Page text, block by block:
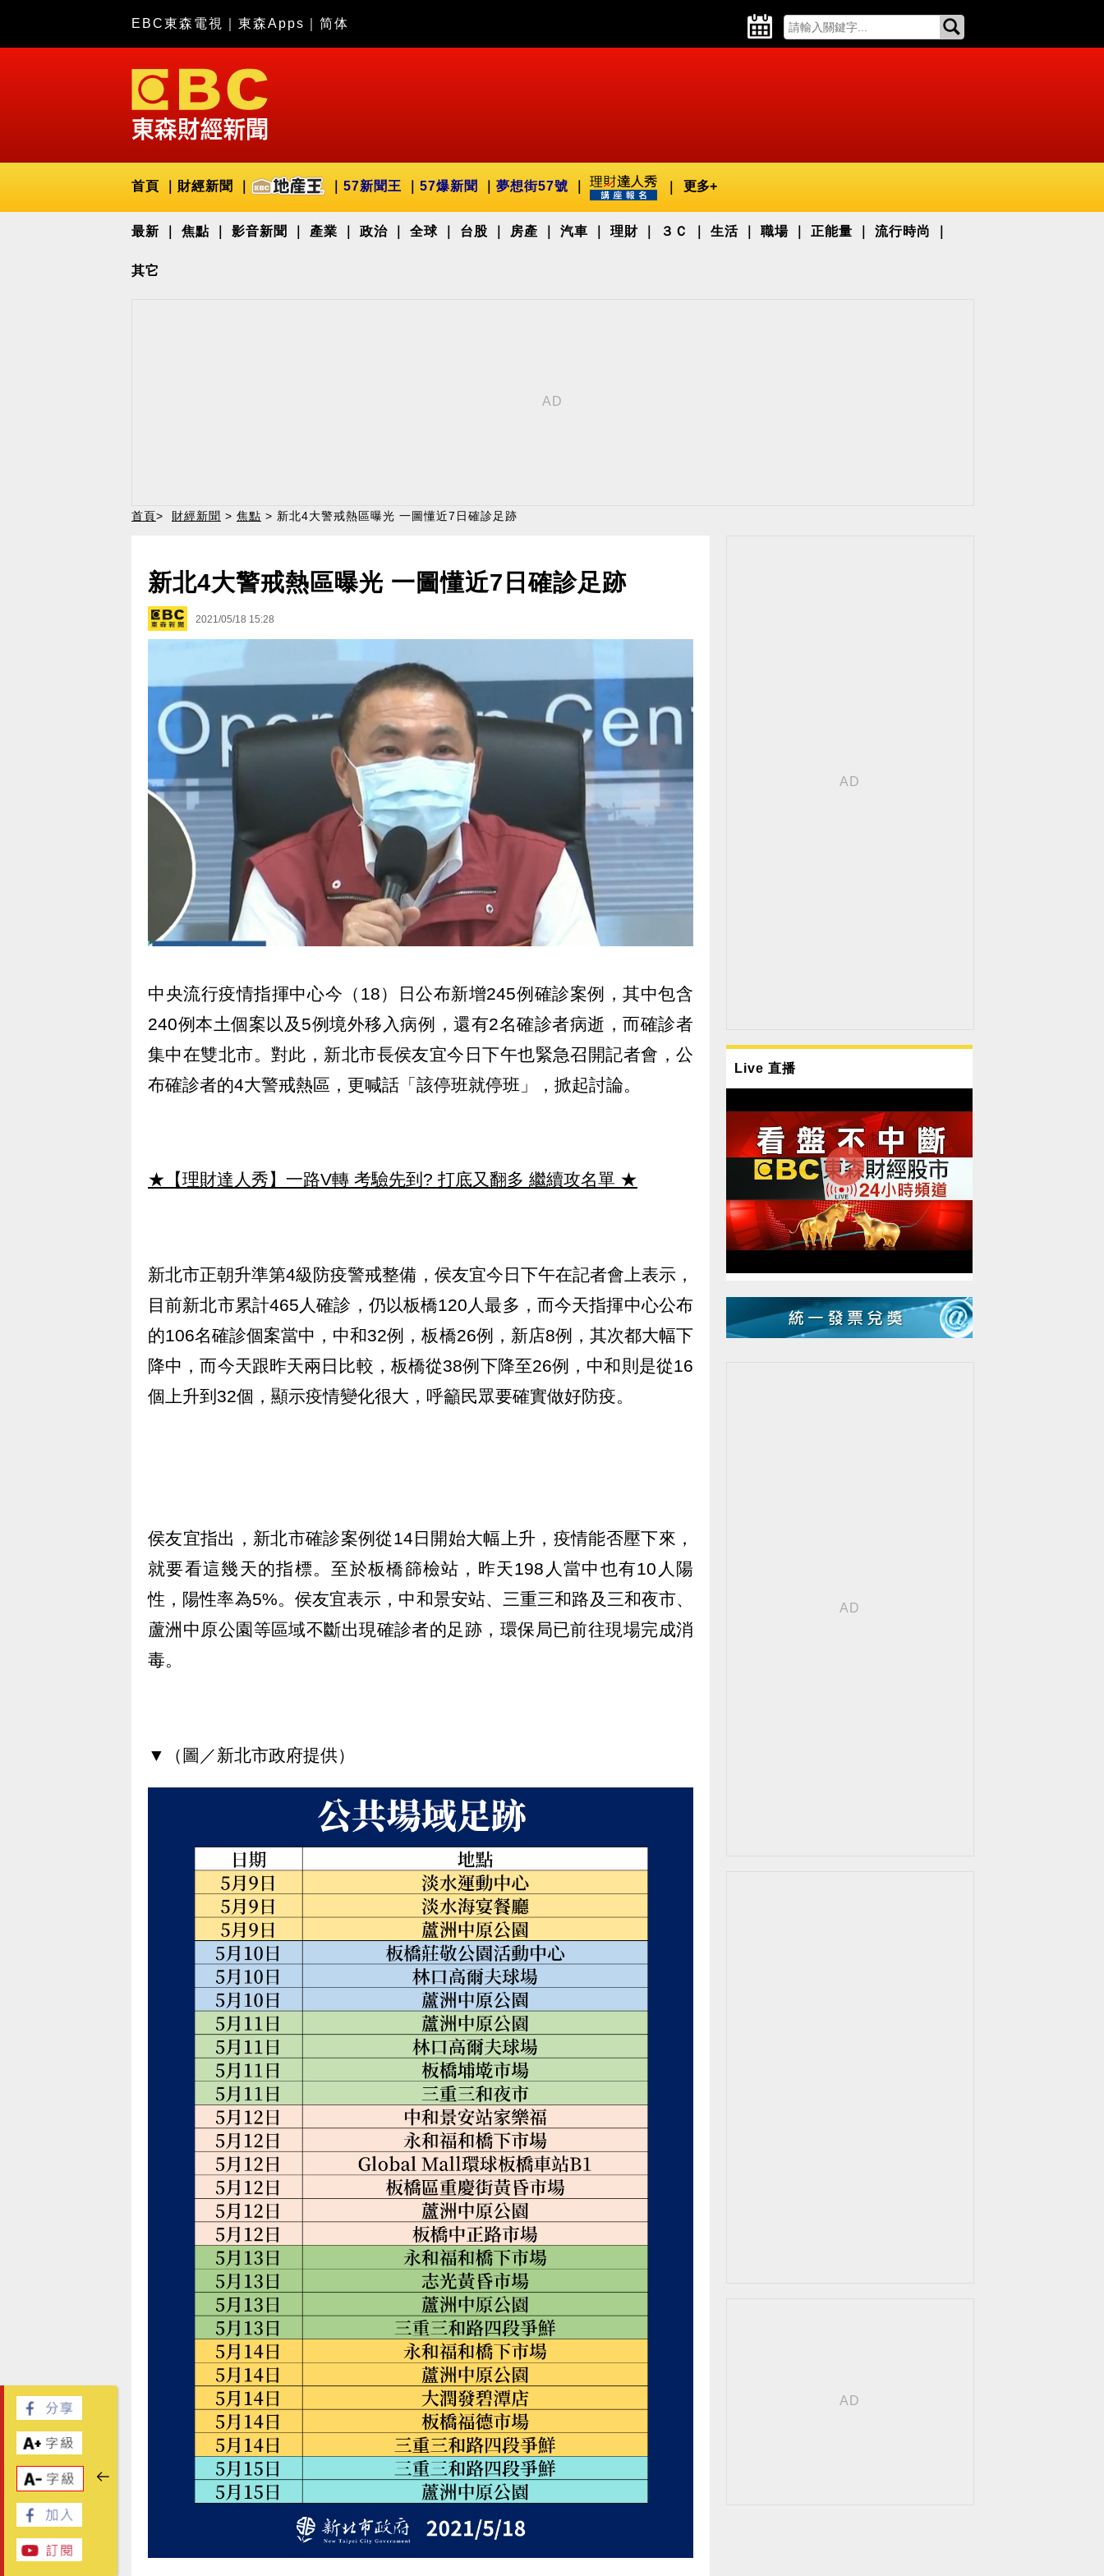
EBC東森電視 東森Apps 简体
首頁 財經新聞 57新聞王 57爆新聞 夢想街57號 更多+
最新 焦點 影音新聞 產業 政治 全球 台股 房產 汽車 理財 ３Ｃ 生活 職場 正能量 流行時尚
其它
首頁> 財經新聞 > 焦點 > 新北4大警戒熱區曝光 一圖懂近7日確診足跡
新北4大警戒熱區曝光 一圖懂近7日確診足跡
2021/05/18 15:28
中央流行疫情指揮中心今（18）日公布新增245例確診案例，其中包含
240例本土個案以及5例境外移入病例，還有2名確診者病逝，而確診者
集中在雙北市。對此，新北市長侯友宜今日下午也緊急召開記者會，公
布確診者的4大警戒熱區，更喊話「該停班就停班」，掀起討論。
★【理財達人秀】一路V轉 考驗先到? 打底又翻多 繼續攻名單 ★
新北市正朝升準第4級防疫警戒整備，侯友宜今日下午在記者會上表示，
目前新北市累計465人確診，仍以板橋120人最多，而今天指揮中心公布
的106名確診個案當中，中和32例，板橋26例，新店8例，其次都大幅下
降中，而今天跟昨天兩日比較，板橋從38例下降至26例，中和則是從16
個上升到32個，顯示疫情變化很大，呼籲民眾要確實做好防疫。
侯友宜指出，新北市確診案例從14日開始大幅上升，疫情能否壓下來，
就要看這幾天的指標。至於板橋篩檢站，昨天198人當中也有10人陽
性，陽性率為5%。侯友宜表示，中和景安站、三重三和路及三和夜市、
蘆洲中原公園等區域不斷出現確診者的足跡，環保局已前往現場完成消
毒。
▼（圖／新北市政府提供）
Live 直播